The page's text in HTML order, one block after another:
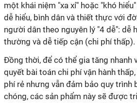
một khái niệm "xa xỉ" hoặc "khó
dễ hiểu, bình dân và thiết thực với
người dân theo nguyên lý "4 dễ": dễ
thường và dễ tiếp cận (chi phí thấp).
Đồng thời, để có thể gia tăng nhanh
quyết bài toán chi phí vận hành
phí rẻ nhưng vẫn đảm bảo quy trình
chóng, các sản phẩm này sẽ được